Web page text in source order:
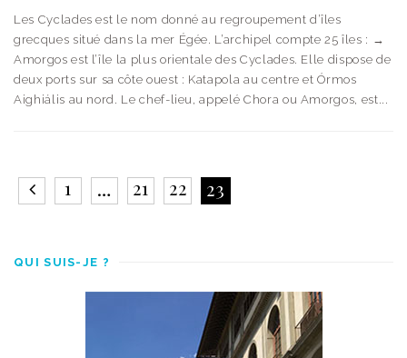
Les Cyclades est le nom donné au regroupement d’îles
grecques situé dans la mer Égée. L’archipel compte 25 îles : →
Amorgos est l’île la plus orientale des Cyclades. Elle dispose de
deux ports sur sa côte ouest : Katapola au centre et Órmos
Aighiális au nord. Le chef-lieu, appelé Chora ou Amorgos, est...
1 … 21 22 23
QUI SUIS-JE ?